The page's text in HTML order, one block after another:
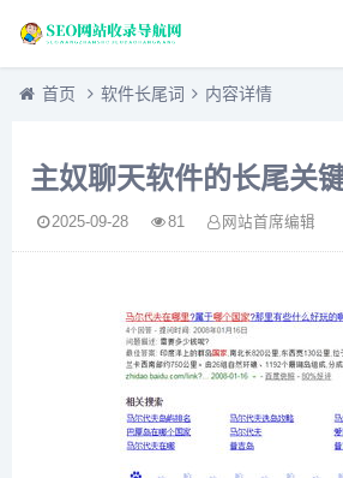
首页 软件长尾词 内容详情
主奴聊天软件的长尾关
2025-09-28 81 网站首席编辑